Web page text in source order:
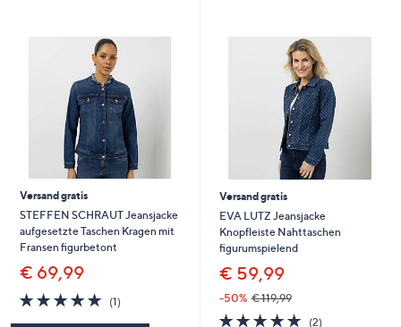
Versand gratis
STEFFEN SCHRAUT Jeansjacke
aufgesetzte Taschen Kragen mit
Fransen figurbetont
€ 69,99
5.0
von
(1)1
Versand gratis
EVA LUTZ Jeansjacke
Knopfleiste Nahttaschen
figurumspielend
€ 59,99
-50% € 119,99
5.0
(2)2